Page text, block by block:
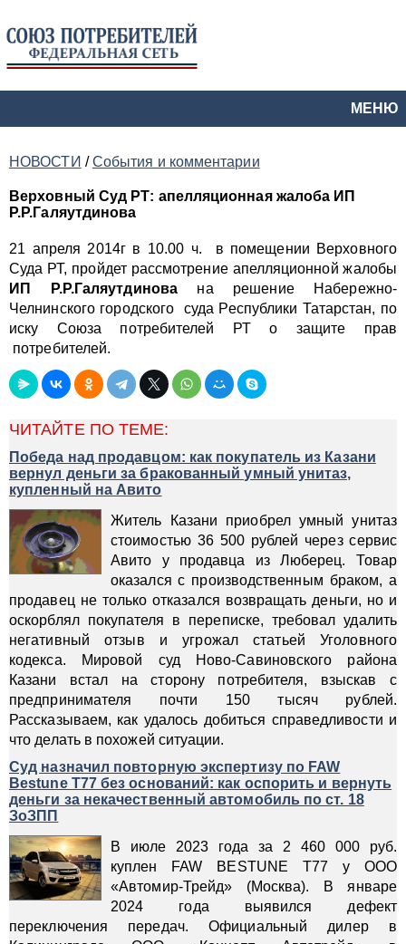
МЕНЮ
НОВОСТИ /События и комментарии
Верховный Суд РТ: апелляционная жалоба ИП
Р.Р.Галяутдинова
21 апреля 2014г в 10.00 ч. в помещении Верховного
Суда РТ, пройдет рассмотрение апелляционной жалобы
ИП Р.Р.Галяутдинова на решение Набережно-
Челнинского городского суда Республики Татарстан, по
иску Союза потребителей РТ о защите прав
потребителей.
ЧИТАЙТЕ ПО ТЕМЕ:
Победа над продавцом: как покупатель из Казани
вернул деньги за бракованный умный унитаз,
купленный на Авито
Житель Казани приобрел умный унитаз
стоимостью 36 500 рублей через сервис
Авито у продавца из Люберец. Товар
оказался с производственным браком, а
продавец не только отказался возвращать деньги, но и
оскорблял покупателя в переписке, требовал удалить
негативный отзыв и угрожал статьей Уголовного
кодекса. Мировой суд Ново-Савиновского района
Казани встал на сторону потребителя, взыскав с
предпринимателя почти 150 тысяч рублей.
Рассказываем, как удалось добиться справедливости и
что делать в похожей ситуации.
Суд назначил повторную экспертизу по FAW
Bestune T77 без оснований: как оспорить и вернуть
деньги за некачественный автомобиль по ст. 18
ЗоЗПП
В июле 2023 года за 2 460 000 руб.
куплен FAW BESTUNE Т77 у ООО
«Автомир-Трейд» (Москва). В январе
2024 года выявился дефект
переключения передач. Официальный дилер в